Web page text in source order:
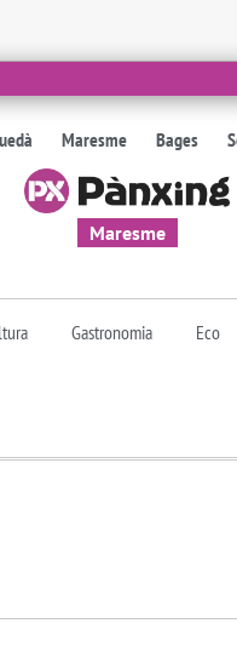
Maresme Bages
Maresme
Gastronomia Eco